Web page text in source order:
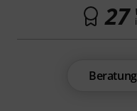
27
Beratung